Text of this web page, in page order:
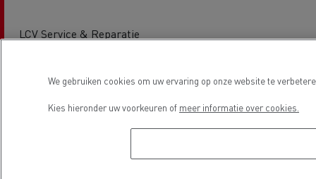
LCV Service & Reparatie
Locatie
We gebruiken cookies om uw ervaring op onze website te
Kies hieronder uw voorkeuren of meer informatie over cookies.